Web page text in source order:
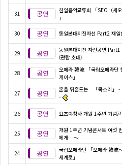
31
한일음악교류회 「SEO（세
」
30 동일본대지진자선 Part2 재일
29
동일본대지진 자선공연
(관람 초대)
28
오페라 韓流 「국립오페라단
케이스」
27
혼을 뒤흔드는 「목소리」 -
-
26 요츠야청사 개원 1주년 기념
25
개원 1주년 기념콘서트 여섯
에게…～
24
국립오페라단 「오페라 韓流
세계로」